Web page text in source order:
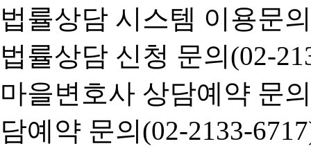
법률상담 시스템 이용문
법률상담 신청 문의(02-
마을변호사 상담예약 문
담예약 문의(02-2133-